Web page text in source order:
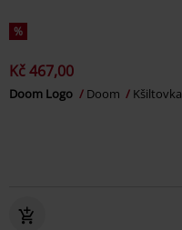
%
Kč 467,00
Doom Logo Doom Kšiltovka